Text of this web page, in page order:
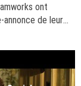
ont
annonce de leur